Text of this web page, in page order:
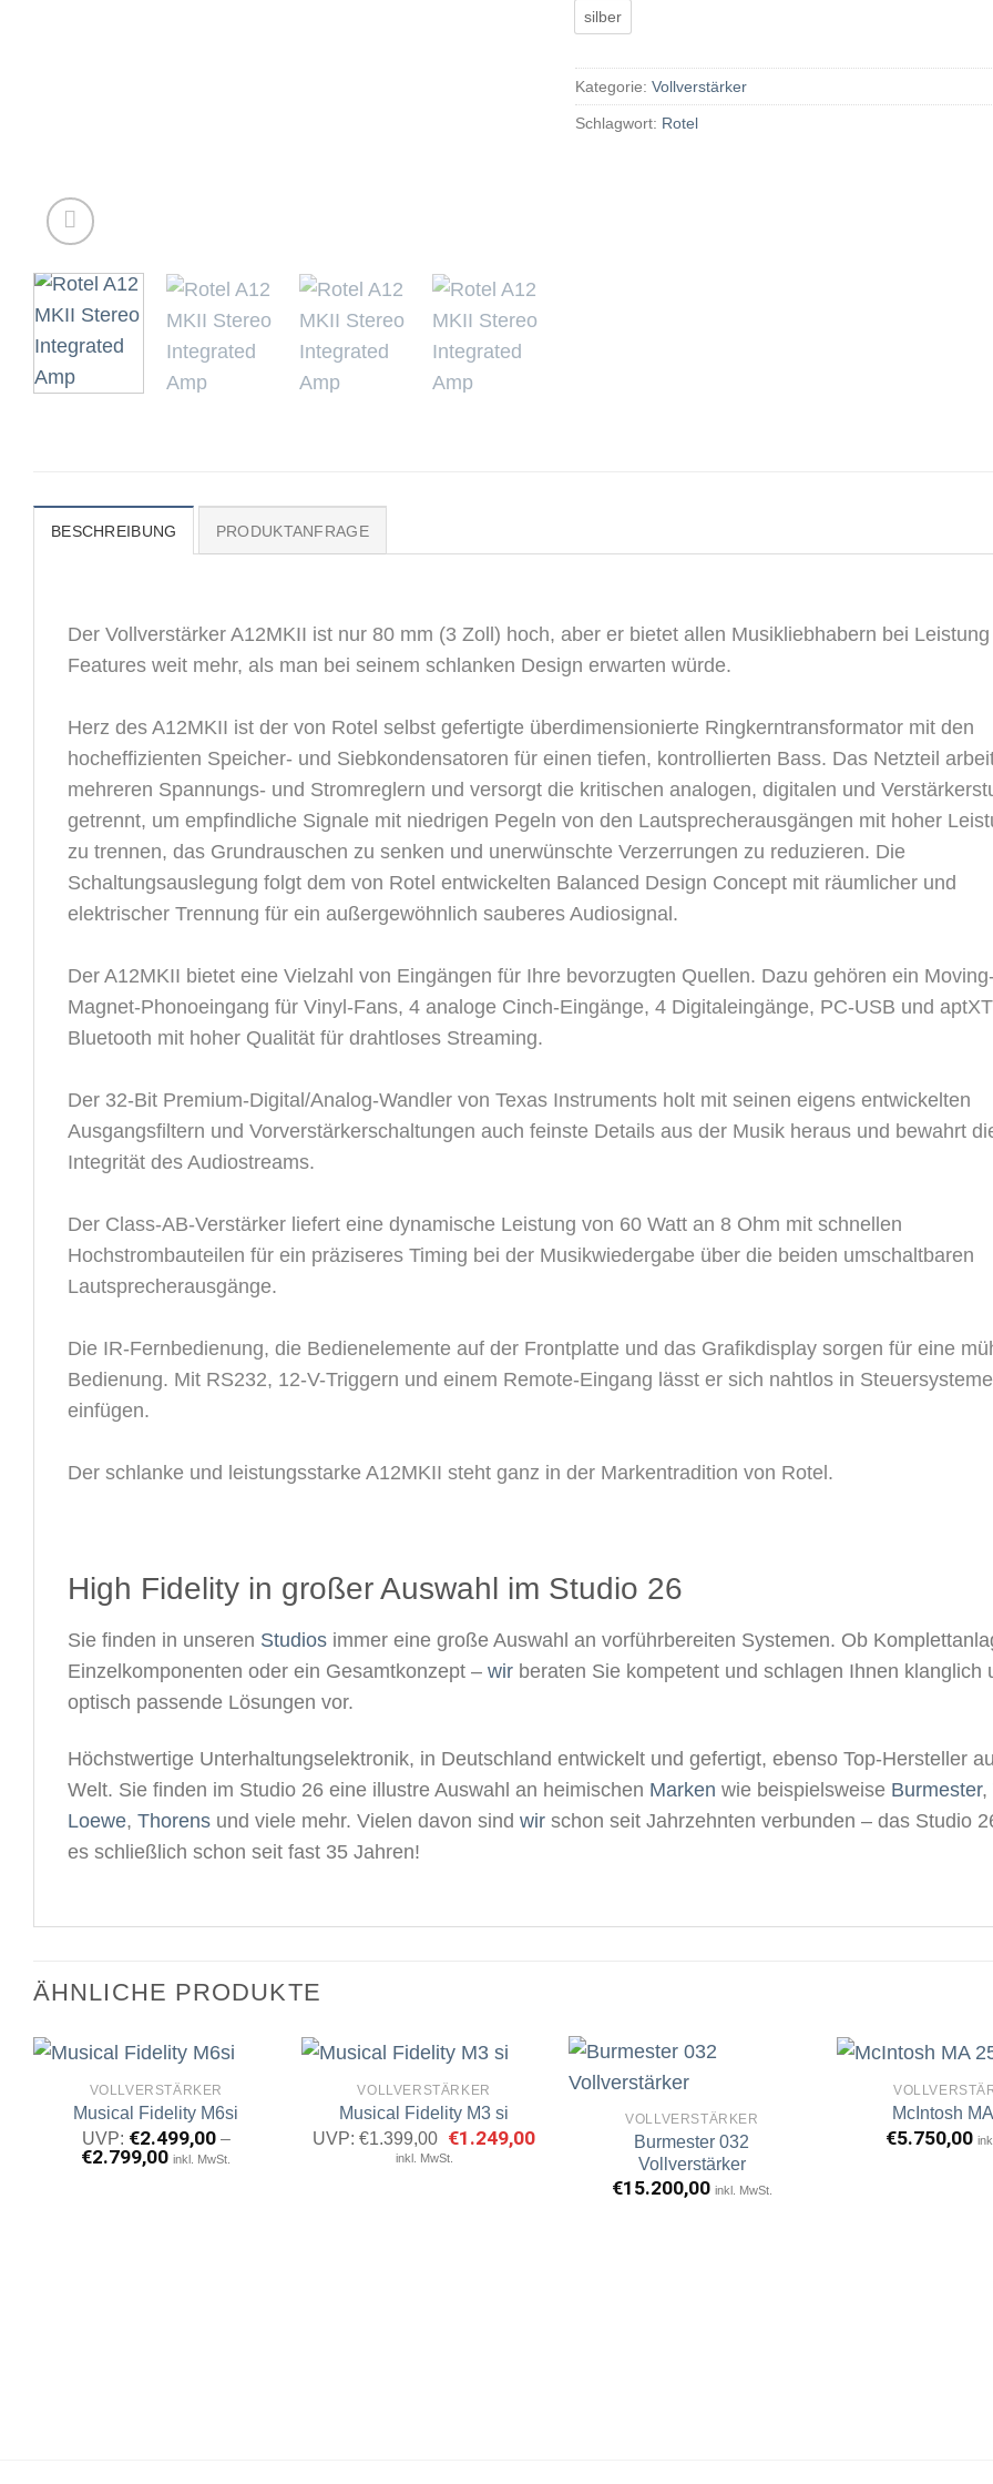
silber
Kategorie: Vollverstärker
Schlagwort: Rotel
BESCHREIBUNG PRODUKTANFRAGE
Der Vollverstärker A12MKII ist nur 80 mm (3 Zoll) hoch, aber er bietet allen Musikliebhabern bei
Features weit mehr, als man bei seinem schlanken Design erwarten würde.
Herz des A12MKII ist der von Rotel selbst gefertigte überdimensionierte Ringkerntransformator mit den
hocheffizienten Speicher- und Siebkondensatoren für einen tiefen, kontrollierten Bass. Das Netzteil
mehreren Spannungs- und Stromreglern und versorgt die kritischen analogen, digitalen und
getrennt, um empfindliche Signale mit niedrigen Pegeln von den Lautsprecherausgängen mit hoher
zu trennen, das Grundrauschen zu senken und unerwünschte Verzerrungen zu reduzieren. Die
Schaltungsauslegung folgt dem von Rotel entwickelten Balanced Design Concept mit räumlicher und
elektrischer Trennung für ein außergewöhnlich sauberes Audiosignal.
Der A12MKII bietet eine Vielzahl von Eingängen für Ihre bevorzugten Quellen. Dazu gehören ein
Magnet-Phonoeingang für Vinyl-Fans, 4 analoge Cinch-Eingänge, 4 Digitaleingänge, PC-USB und
Bluetooth mit hoher Qualität für drahtloses Streaming.
Der 32-Bit Premium-Digital/Analog-Wandler von Texas Instruments holt mit seinen eigens entwickelten
Ausgangsfiltern und Vorverstärkerschaltungen auch feinste Details aus der Musik heraus und bewahrt
Integrität des Audiostreams.
Der Class-AB-Verstärker liefert eine dynamische Leistung von 60 Watt an 8 Ohm mit schnellen
Hochstrombauteilen für ein präziseres Timing bei der Musikwiedergabe über die beiden umschaltbaren
Lautsprecherausgänge.
Die IR-Fernbedienung, die Bedienelemente auf der Frontplatte und das Grafikdisplay sorgen für eine
Bedienung. Mit RS232, 12-V-Triggern und einem Remote-Eingang lässt er sich nahtlos in Steuersysteme
einfügen.
Der schlanke und leistungsstarke A12MKII steht ganz in der Markentradition von Rotel.
High Fidelity in großer Auswahl im Studio 26​
Sie finden in unseren Studios immer eine große Auswahl an vorführbereiten Systemen. Ob
Einzelkomponenten oder ein Gesamtkonzept – wir beraten Sie kompetent und schlagen Ihnen klanglich
optisch passende Lösungen vor.
Höchstwertige Unterhaltungselektronik, in Deutschland entwickelt und gefertigt, ebenso Top-Hersteller
Welt. Sie finden im Studio 26 eine illustre Auswahl an heimischen Marken wie beispielsweise Burmester,
Loewe, Thorens und viele mehr. Vielen davon sind wir schon seit Jahrzehnten verbunden – das Studio
es schließlich schon seit fast 35 Jahren!
ÄHNLICHE PRODUKTE
Artikel
VOLLVERSTÄRKER
Musical Fidelity M6si
UVP: €2.499,00–
€2.799,00 inkl. MwSt.
VOLLVERSTÄRKER
Musical Fidelity M3 si
UVP: €1.399,00 Ursprünglicher
Preis
€1.249,00Aktueller
€1.249,00.
inkl. MwSt.
VOLLVERSTÄRKER
Burmester 032
Vollverstärker
€15.200,00 inkl. MwSt.
McIntosh
€5.750,00